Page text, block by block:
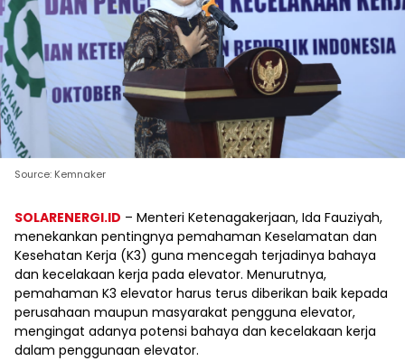
Source: Kemnaker
SOLARENERGI.ID – Menteri Ketenagakerjaan, Ida Fauziyah,
menekankan pentingnya pemahaman Keselamatan dan
Kesehatan Kerja (K3) guna mencegah terjadinya bahaya
dan kecelakaan kerja pada elevator. Menurutnya,
pemahaman K3 elevator harus terus diberikan baik kepada
perusahaan maupun masyarakat pengguna elevator,
mengingat adanya potensi bahaya dan kecelakaan kerja
dalam penggunaan elevator.